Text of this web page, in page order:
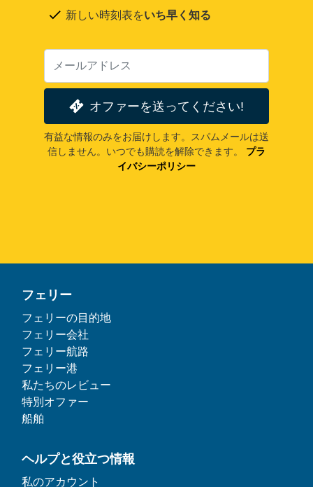
新しい時刻表をいち早く知る
オファーを送ってください!
有益な情報のみをお届けします。スパムメールは送
信しません。いつでも購読を解除できます。
プラ
イバシーポリシー
フェリー
フェリーの目的地
フェリー会社
フェリー航路
フェリー港
私たちのレビュー
特別オファー
船舶
ヘルプと役立つ情報
私のアカウント